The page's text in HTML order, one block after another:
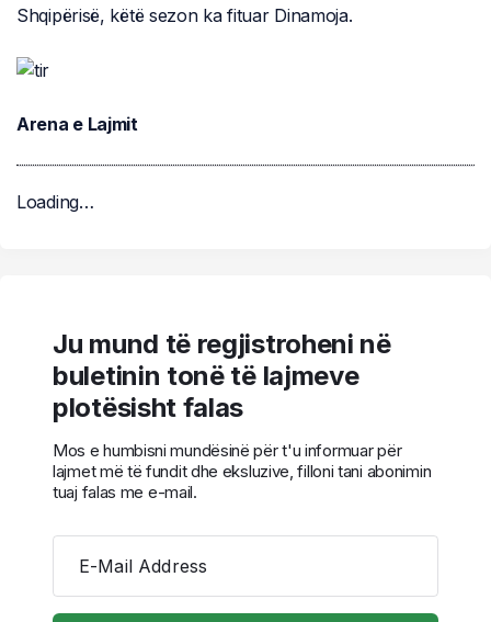
Shqipërisë, këtë sezon ka fituar Dinamoja.
Arena e Lajmit
Loading…
Ju mund të regjistroheni në
buletinin tonë të lajmeve
plotësisht falas
Mos e humbisni mundësinë për t'u informuar për
lajmet më të fundit dhe eksluzive, filloni tani abonimin
tuaj falas me e-mail.
E-Mail Address